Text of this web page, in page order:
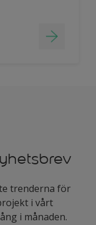
trenderna för
i vårt
i månaden.